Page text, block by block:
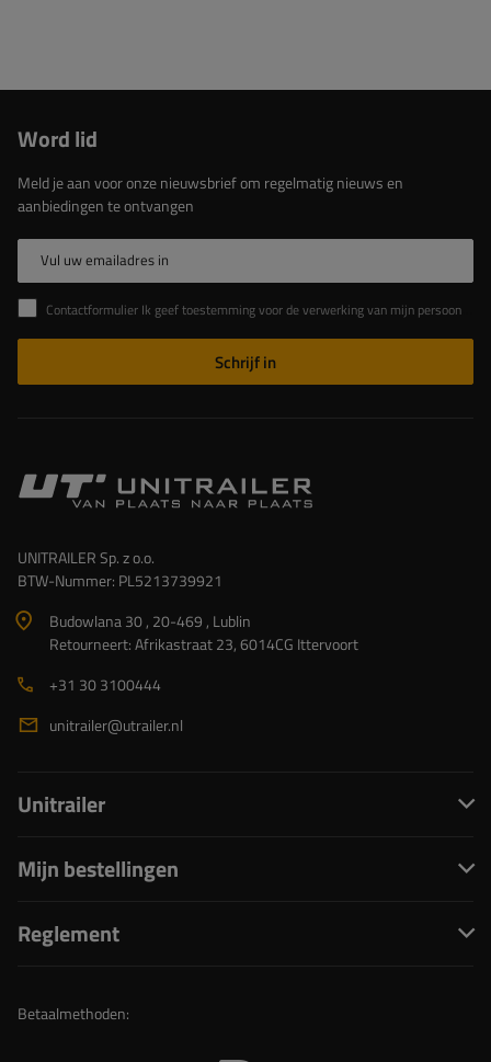
Word lid
Meld je aan voor onze nieuwsbrief om regelmatig nieuws en
aanbiedingen te ontvangen
Vul uw emailadres in
Contactformulier Ik geef toestemming voor de verwerking van mijn persoonlijke gegevens in het contactformulier in overeenstemming met de Verordening van het Europees Parlement en de Raad (EU)
Schrijf in
UNITRAILER Sp. z o.o.
BTW-Nummer: PL5213739921
Budowlana 30 , 20-469 , Lublin
Retourneert: Afrikastraat 23, 6014CG Ittervoort
+31 30 3100444
unitrailer@utrailer.nl
Unitrailer
Mijn bestellingen
Reglement
Betaalmethoden: